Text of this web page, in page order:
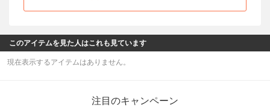
このアイテムを見た人はこれも見ています
現在表示するアイテムはありません。
注目のキャンペーン